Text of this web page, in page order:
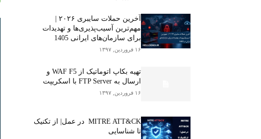
مهم‌ترین آسیب‌پذیری‌ها و تهدیدات
برای سازمان‌های ایرانی 1405
۱۶ فروردین, ۱۳۹۷
تهیه بکاپ اتوماتیک از WAF F5 و
ارسال به FTP Server با اسکریپت
۱۶ فروردین, ۱۳۹۷
MITRE ATT&CK در عمل| از تکنیک
تا شناسایی